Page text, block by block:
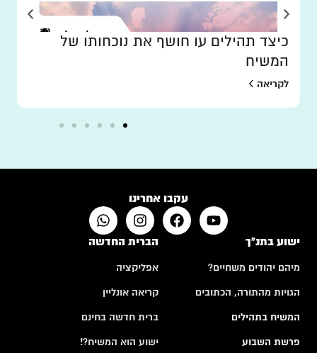
כיצד תהילים עו חושף את נוכחותו של
המשיח
לקריאה
עקבו אחרינו
ישוע בתנ"ך
מיהם יהודים משחיים?
הגויות מהתורה, הכתובים
המשיח בתהילים
פרשת השבוע
הברית החדשה
אפליקציה
קריאה אונליין
ברית חדשה בחינם
ישוע הוא המשיח?!